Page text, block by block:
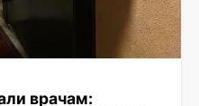
врачам: